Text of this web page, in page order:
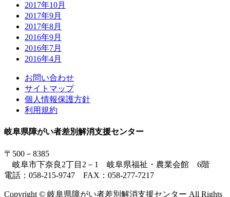
2017年10月
2017年9月
2017年8月
2016年9月
2016年7月
2016年4月
お問い合わせ
サイトマップ
個人情報保護方針
利用規約
岐阜県障がい者差別解消支援センター
〒500－8385
岐阜市下奈良2丁目2－1 岐阜県福祉・農業会館 6階
電話：058-215-9747 FAX：058-277-7217
Copyright © 岐阜県障がい者差別解消支援センター All Rights